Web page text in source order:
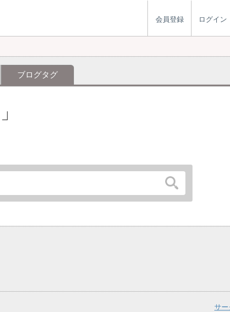
会員登録 ログイン
ブログタグ
サー